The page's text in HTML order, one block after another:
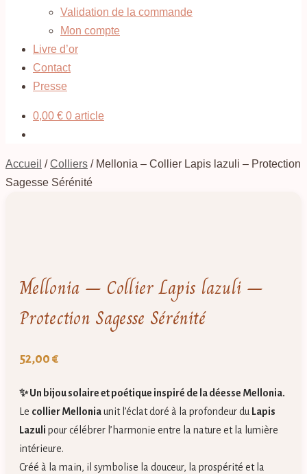
Validation de la commande
Mon compte
Livre d’or
Contact
Presse
0,00 € 0 article
Accueil /Colliers / Mellonia – Collier Lapis lazuli – Protection
Sagesse Sérénité
Mellonia – Collier Lapis lazuli –
Protection Sagesse Sérénité
52,00 €
✨ Un bijou solaire et poétique inspiré de la déesse Mellonia.
Le collier Melloniaunit l’éclat doré à la profondeur du Lapis
Lazuli pour célébrer l’harmonie entre la nature et la lumière
intérieure.
Créé à la main, il symbolise la douceur, la prospérité et la